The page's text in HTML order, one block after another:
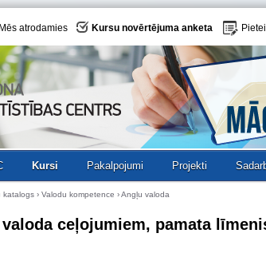
Mēs atrodamies Kursu novērtējuma anketa
Kursi Pakalpojumi Projekti
katalogs › Valodu kompetence › Angļu valoda
ceļojumiem, pamata